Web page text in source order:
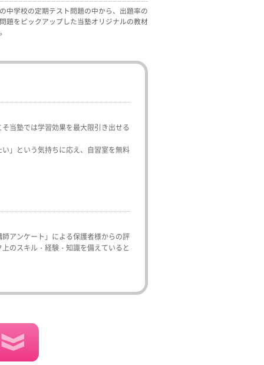
中学校の定期テスト問題の中から、出題率の
題をピックアップした当塾オリジナルの教材
当塾では学習効果を最大限引き出せる
」という気持ちに応え、自習室を無料
アンケート」による保護者様からの評
のスキル・経験・知識を備えていると